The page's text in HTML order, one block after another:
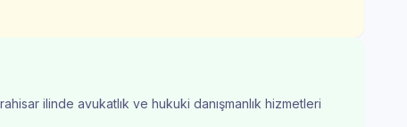
ilinde avukatlık ve hukuki danışmanlık hizmetleri